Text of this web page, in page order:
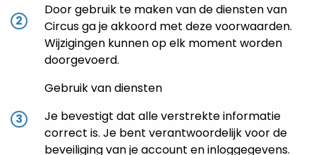
Door gebruik te maken van de diensten van
Circus ga je akkoord met deze voorwaarden.
Wijzigingen kunnen op elk moment worden
doorgevoerd.
Gebruik van diensten
Je bevestigt dat alle verstrekte informatie
correct is. Je bent verantwoordelijk voor de
beveiliging van je account en inloggegevens.